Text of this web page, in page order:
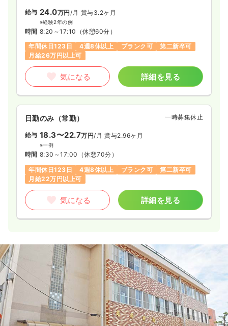
給与 24.0万円 /月 賞与3.2ヶ月
※経験2年の例
時間 8:20～17:10 （休憩60分）
年間休日123日
4週8休以上 ブランク可
第二新卒可
月給26万円以上可
気になる 詳細を見る
日勤のみ（常勤） 一時募集休止
給与 18.3〜22.7万円/月 賞与2.96ヶ月
※一例
時間 8:30～17:00 （休憩70分）
年間休日123日
4週8休以上 ブランク可
第二新卒可
月給22万円以上可
気になる 詳細を見る